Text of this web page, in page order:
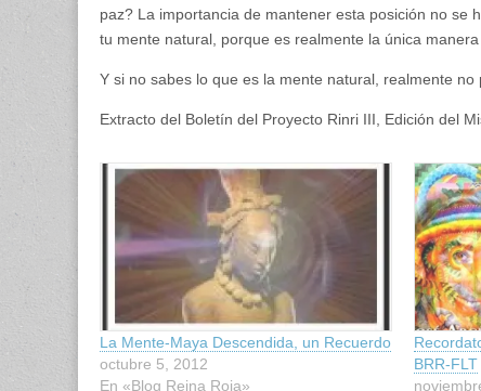
paz? La importancia de mantener esta posición no se
tu mente natural, porque es realmente la única
Y si no sabes lo que es la mente natural, realmente
Extracto del Boletín del Proyecto Rinri III, Edición del
La Mente-Maya Descendida, un Recuerdo
octubre 5, 2012
En «Blog Reina Roja»
BRR-FLT